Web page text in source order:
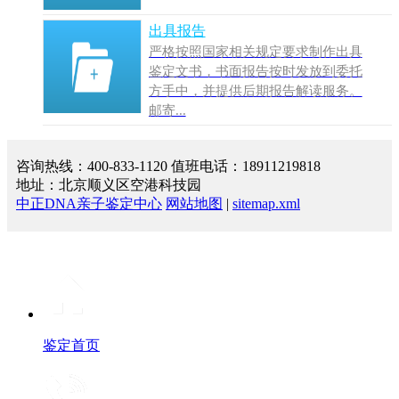
出具报告
严格按照国家相关规定要求制作出具
鉴定文书，书面报告按时发放到委托
方手中，并提供后期报告解读服务。
邮寄...
咨询热线：400-833-1120 值班电话：18911219818
地址：北京顺义区空港科技园
中正DNA亲子鉴定中心 网站地图 | sitemap.xml
鉴定首页